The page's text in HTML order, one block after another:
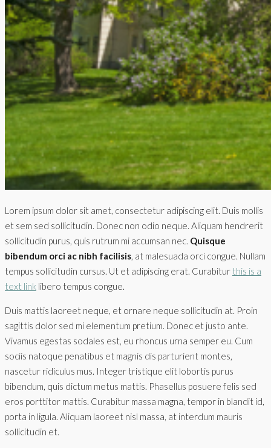
Lorem ipsum dolor sit amet, consectetur adipiscing elit. Duis mollis
et sem sed sollicitudin. Donec non odio neque. Aliquam hendrerit
sollicitudin purus, quis rutrum mi accumsan nec. Quisque
bibendum orci ac nibh facilisis, at malesuada orci congue. Nullam
tempus sollicitudin cursus. Ut et adipiscing erat. Curabitur this is a
text link libero tempus congue.
Duis mattis laoreet neque, et ornare neque sollicitudin at. Proin
sagittis dolor sed mi elementum pretium. Donec et justo ante.
Vivamus egestas sodales est, eu rhoncus urna semper eu. Cum
sociis natoque penatibus et magnis dis parturient montes,
nascetur ridiculus mus. Integer tristique elit lobortis purus
bibendum, quis dictum metus mattis. Phasellus posuere felis sed
eros porttitor mattis. Curabitur massa magna, tempor in blandit id,
porta in ligula. Aliquam laoreet nisl massa, at interdum mauris
sollicitudin et.